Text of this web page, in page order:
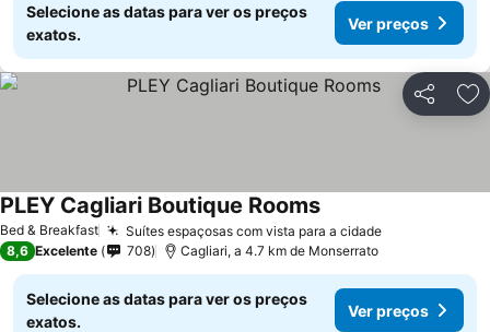
Selecione as datas para ver os preços
exatos.
Ver preços
Partilhar
Bed & Breakfast Suítes espaçosas com vista para a cidade
PLEY Cagliari Boutique Rooms
8,6 Excelente 708 Cagliari, a 4.7 km de Monserrato
Selecione as datas para ver os preços
exatos.
Ver preços